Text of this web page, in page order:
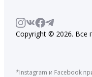
Copyright © 2026. Все
*Instagram и Facebook